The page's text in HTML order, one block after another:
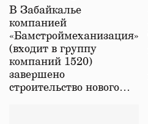
строительстве нового моста
в Забайкалье
В Забайкалье
компанией
«Бамстроймеханизация»
(входит в группу
компаний 1520)
завершено
строительство нового…